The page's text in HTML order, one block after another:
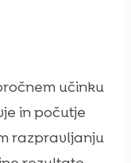
učinku
in počutje
razpravljanju